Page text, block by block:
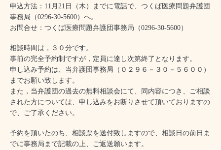
申込方法：11月21日（木）までに電話で、つくば医療問題弁護団
事務局（0296‐30‐5600）へ。
お問合せ：つくば医療問題弁護団事務局（0296‐30‐5600）
相談時間は，３０分です。
事前の完全予約制ですが，定員に達し次第終了となります。
申し込み予約は、当弁護団事務局（０２９６－３０－５６００）
までお願い致します。
また，当弁護団の過去の無料相談会にて、同内容につき、ご相談
された方については、申し込みをお断りさせて頂いておりますの
で、ご了承ください。
予約を頂いたのち、相談票を送付致しますので、相談日の前日ま
でに事務局まで記載の上、ご返送願います。